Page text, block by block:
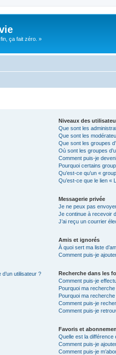
ça fait zéro. »
utilisateur ?
Niveaux des
Que sont les
Que sont les
Que sont les groupes
Où sont les groupes
Comment puis-je
Pourquoi certains
Qu’est-ce qu’un «
Qu’est-ce que le lien «
Messagerie privée
Je ne peux pas
Je continue à recevoir
J’ai reçu un courrier
Amis et ignorés
À quoi sert ma liste
Comment puis-je
Recherche dans les
Comment puis-je
Pourquoi ma
Pourquoi ma
Comment puis-je
Comment puis-je
Favoris et
Quelle est la différence
Comment puis-je
Comment puis-je